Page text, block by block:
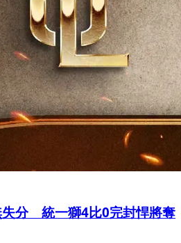
失分 統一獅4比0完封悍將奪